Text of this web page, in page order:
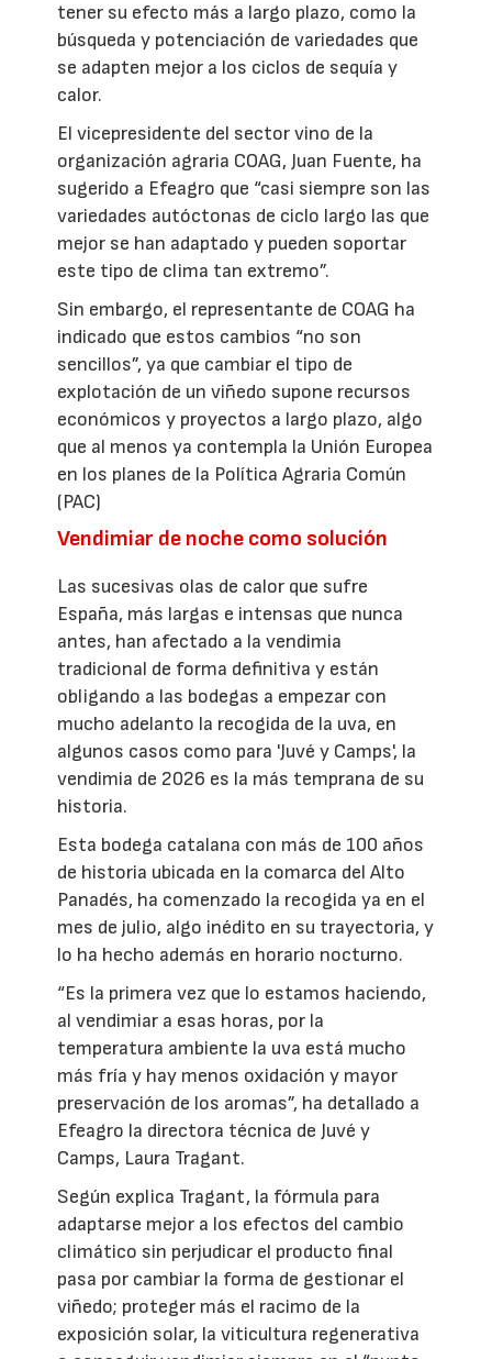
tener su efecto más a largo plazo, como la
búsqueda y potenciación de variedades que
se adapten mejor a los ciclos de sequía y
calor.
El vicepresidente del sector vino de la
organización agraria COAG, Juan Fuente, ha
sugerido a Efeagro que “casi siempre son las
variedades autóctonas de ciclo largo las que
mejor se han adaptado y pueden soportar
este tipo de clima tan extremo”.
Sin embargo, el representante de COAG ha
indicado que estos cambios “no son
sencillos”, ya que cambiar el tipo de
explotación de un viñedo supone recursos
económicos y proyectos a largo plazo, algo
que al menos ya contempla la Unión Europea
en los planes de la Política Agraria Común
(PAC)
Vendimiar de noche como solución
Las sucesivas olas de calor que sufre
España, más largas e intensas que nunca
antes, han afectado a la vendimia
tradicional de forma definitiva y están
obligando a las bodegas a empezar con
mucho adelanto la recogida de la uva, en
algunos casos como para 'Juvé y Camps', la
vendimia de 2026 es la más temprana de su
historia.
Esta bodega catalana con más de 100 años
de historia ubicada en la comarca del Alto
Panadés, ha comenzado la recogida ya en el
mes de julio, algo inédito en su trayectoria, y
lo ha hecho además en horario nocturno.
“Es la primera vez que lo estamos haciendo,
al vendimiar a esas horas, por la
temperatura ambiente la uva está mucho
más fría y hay menos oxidación y mayor
preservación de los aromas”, ha detallado a
Efeagro la directora técnica de Juvé y
Camps, Laura Tragant.
Según explica Tragant, la fórmula para
adaptarse mejor a los efectos del cambio
climático sin perjudicar el producto final
pasa por cambiar la forma de gestionar el
viñedo; proteger más el racimo de la
exposición solar, la viticultura regenerativa